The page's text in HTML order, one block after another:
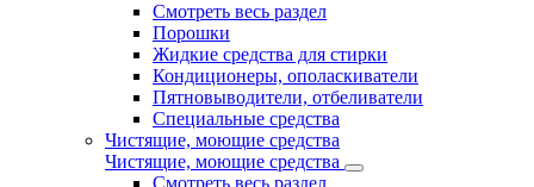
Смотреть весь раздел
Порошки
Жидкие средства для стирки
Кондиционеры, ополаскиватели
Пятновыводители, отбеливатели
Специальные средства
Чистящие, моющие средства
Чистящие, моющие средства
Смотреть весь раздел